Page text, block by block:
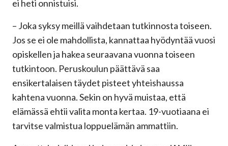
ei heti onnistuisi.
– Joka syksy meillä vaihdetaan tutkinnosta toiseen.
Jos se ei ole mahdollista, kannattaa hyödyntää vuosi
opiskellen ja hakea seuraavana vuonna toiseen
tutkintoon. Peruskoulun päättävä saa
ensikertalaisen täydet pisteet yhteishaussa
kahtena vuonna. Sekin on hyvä muistaa, että
elämässä ehtii valita monta kertaa. 19-vuotiaana ei
tarvitse valmistua loppuelämän ammattiin.